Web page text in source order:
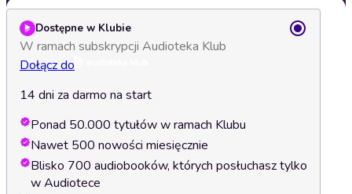
Dostępne w Klubie
W ramach subskrypcji Audioteka Klub
Dołącz do
14 dni za darmo na start
Ponad 50.000 tytułów w ramach Klubu
Nawet 500 nowości miesięcznie
Blisko 700 audiobooków, których posłuchasz tylko
w Audiotece